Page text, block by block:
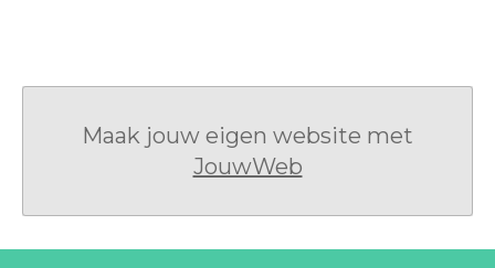
Maak jouw eigen website met
JouwWeb